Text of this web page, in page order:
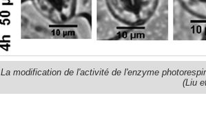
La modification de l'activité de l'enzyme
(Liu